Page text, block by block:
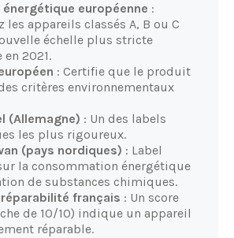
européenne :
les appareils classés A, B ou C
échelle plus stricte
2021.
: Certifie que le produit
critères environnementaux
(Allemagne) : Un des labels
les plus rigoureux.
(pays nordiques) : Label
la consommation énergétique
de substances chimiques.
français : Un score
de 10/10) indique un appareil
réparable.